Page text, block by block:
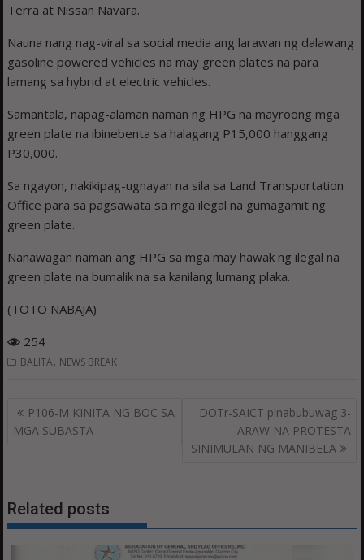
Terra at Nissan Navara.
Nauna nang nag-viral sa social media ang larawan ng dalawang
gasoline powered vehicles na may green plates na para
lamang sa hybrid at electric vehicles.
Samantala, napag-alaman naman ng HPG na mayroong mga
green plate na ibinebenta sa halagang P15,000 hanggang
P30,000.
Sa ngayon, nakikipag-ugnayan na sila sa Land Transportation
Office para sa pagsawata sa mga ilegal na gumagamit ng
green plate.
Nanawagan naman ang HPG sa mga may hawak ng ilegal na
green plate na bumalik na sa kanilang lumang plaka.
(TOTO NABAJA)
254
BALITA, NEWS BREAK
Post
navigation
P106-M KINITA NG BOC SA
MGA SUBASTA
DOTr-SAICT pinabubuwag 3-
ARAW NA PROTESTA
SINIMULAN NG MANIBELA
Related posts